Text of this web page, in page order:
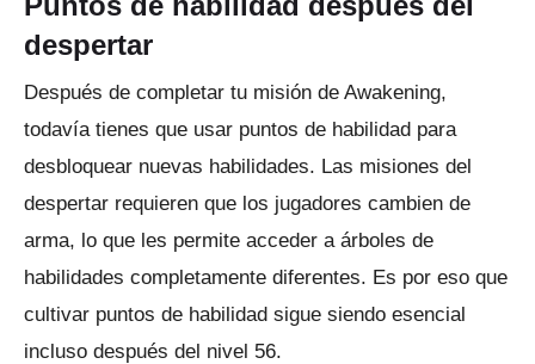
despertar
Después de completar tu misión de Awakening,
todavía tienes que usar puntos de habilidad para
desbloquear nuevas habilidades. Las misiones del
despertar requieren que los jugadores cambien de
arma, lo que les permite acceder a árboles de
habilidades completamente diferentes. Es por eso que
cultivar puntos de habilidad sigue siendo esencial
incluso después del nivel 56.